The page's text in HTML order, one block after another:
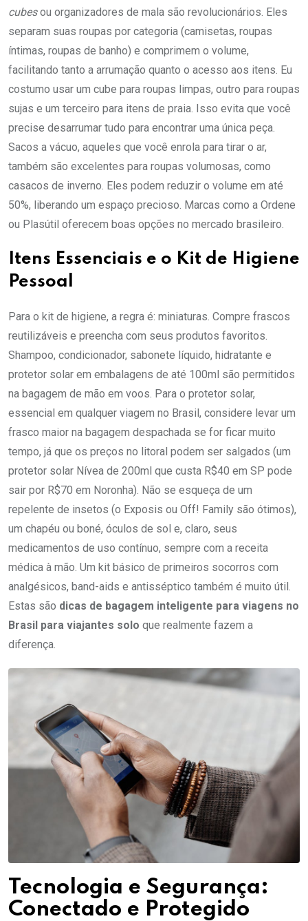
cubesou organizadores de mala são revolucionários. Eles
separam suas roupas por categoria (camisetas, roupas
íntimas, roupas de banho) e comprimem o volume,
facilitando tanto a arrumação quanto o acesso aos itens. Eu
costumo usar um cube para roupas limpas, outro para roupas
sujas e um terceiro para itens de praia. Isso evita que você
precise desarrumar tudo para encontrar uma única peça.
Sacos a vácuo, aqueles que você enrola para tirar o ar,
também são excelentes para roupas volumosas, como
casacos de inverno. Eles podem reduzir o volume em até
50%, liberando um espaço precioso. Marcas como a Ordene
ou Plasútil oferecem boas opções no mercado brasileiro.
Itens Essenciais e o Kit de Higiene
Pessoal
Para o kit de higiene, a regra é: miniaturas. Compre frascos
reutilizáveis e preencha com seus produtos favoritos.
Shampoo, condicionador, sabonete líquido, hidratante e
protetor solar em embalagens de até 100ml são permitidos
na bagagem de mão em voos. Para o protetor solar,
essencial em qualquer viagem no Brasil, considere levar um
frasco maior na bagagem despachada se for ficar muito
tempo, já que os preços no litoral podem ser salgados (um
protetor solar Nívea de 200ml que custa R$40 em SP pode
sair por R$70 em Noronha). Não se esqueça de um
repelente de insetos (o Exposis ou Off! Family são ótimos),
um chapéu ou boné, óculos de sol e, claro, seus
medicamentos de uso contínuo, sempre com a receita
médica à mão. Um kit básico de primeiros socorros com
analgésicos, band-aids e antisséptico também é muito útil.
Estas são dicas de bagagem inteligente para viagens no
Brasil para viajantes solo que realmente fazem a
diferença.
Tecnologia e Segurança:
Conectado e Protegido